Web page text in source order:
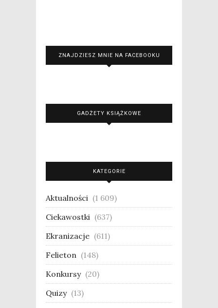
ZNAJDZIESZ MNIE NA FACEBOOKU
GADŻETY KSIĄŻKOWE
KATEGORIE
Aktualności (1 609)
Ciekawostki (637)
Ekranizacje (611)
Felieton (148)
Konkursy (20)
Quizy (13)